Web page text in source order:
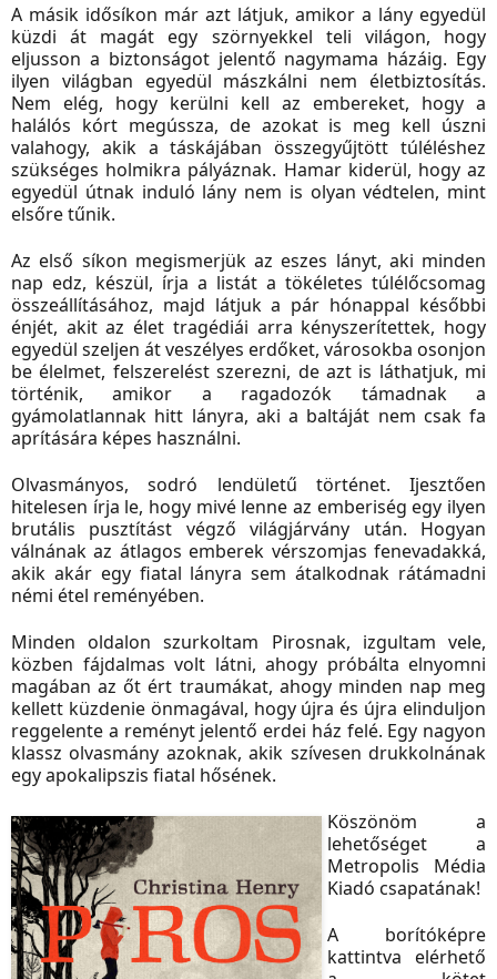
A másik idősíkon már azt látjuk, amikor a lány egyedül
küzdi át magát egy szörnyekkel teli világon, hogy
eljusson a biztonságot jelentő nagymama házáig. Egy
ilyen világban egyedül mászkálni nem életbiztosítás.
Nem elég, hogy kerülni kell az embereket, hogy a
halálós kórt megússza, de azokat is meg kell úszni
valahogy, akik a táskájában összegyűjtött túléléshez
szükséges holmikra pályáznak. Hamar kiderül, hogy az
egyedül útnak induló lány nem is olyan védtelen, mint
elsőre tűnik.
Az első síkon megismerjük az eszes lányt, aki minden
nap edz, készül, írja a listát a tökéletes túlélőcsomag
összeállításához, majd látjuk a pár hónappal későbbi
énjét, akit az élet tragédiái arra kényszerítettek, hogy
egyedül szeljen át veszélyes erdőket, városokba osonjon
be élelmet, felszerelést szerezni, de azt is láthatjuk, mi
történik, amikor a ragadozók támadnak a
gyámolatlannak hitt lányra, aki a baltáját nem csak fa
aprítására képes használni.
Olvasmányos, sodró lendületű történet. Ijesztően
hitelesen írja le, hogy mivé lenne az emberiség egy ilyen
brutális pusztítást végző világjárvány után. Hogyan
válnának az átlagos emberek vérszomjas fenevadakká,
akik akár egy fiatal lányra sem átalkodnak rátámadni
némi étel reményében.
Minden oldalon szurkoltam Pirosnak, izgultam vele,
közben fájdalmas volt látni, ahogy próbálta elnyomni
magában az őt ért traumákat, ahogy minden nap meg
kellett küzdenie önmagával, hogy újra és újra elinduljon
reggelente a reményt jelentő erdei ház felé. Egy nagyon
klassz olvasmány azoknak, akik szívesen drukkolnának
egy apokalipszis fiatal hősének.
Köszönöm a
lehetőséget a
Metropolis Média
Kiadó csapatának!
A borítóképre
kattintva elérhető